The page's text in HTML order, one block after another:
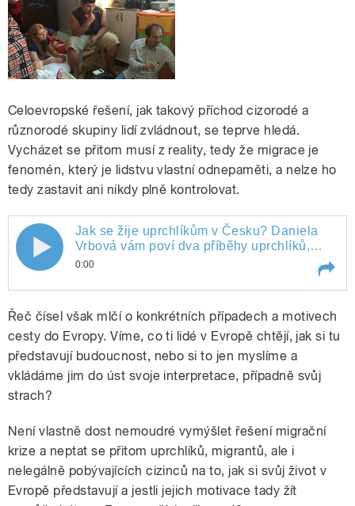
Celoevropské řešení, jak takový příchod cizorodé a
různorodé skupiny lidí zvládnout, se teprve hledá.
Vycházet se přitom musí z reality, tedy že migrace je
fenomén, který je lidstvu vlastní odnepaměti, a nelze ho
tedy zastavit ani nikdy plně kontrolovat.
pause
Jak se žije uprchlíkům v Česku? Daniela
Vrbová vám poví dva příběhy uprchlíků,
kteří museli narychlo utéct z nebezpečných
okolností skončili v Česku. Před čím utekli
0:00
Řeč čísel však mlčí o konkrétních případech a motivech
cesty do Evropy. Víme, co ti lidé v Evropě chtějí, jak si tu
představují budoucnost, nebo si to jen myslíme a
vkládáme jim do úst svoje interpretace, případně svůj
strach?
Není vlastně dost nemoudré vymýšlet řešení migrační
krize a neptat se přitom uprchlíků, migrantů, ale i
nelegálně pobývajících cizinců na to, jak si svůj život v
Evropě představují a jestli jejich motivace tady žít